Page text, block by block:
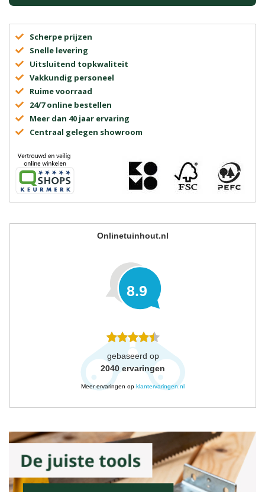
Scherpe prijzen
Snelle levering
Uitsluitend topkwaliteit
Vakkundig personeel
Ruime voorraad
24/7 online bestellen
Meer dan 40 jaar ervaring
Centraal gelegen showroom
Onlinetuinhout.nl
8.9
gebaseerd op
2040 ervaringen
Meer ervaringen op klantervaringen.nl